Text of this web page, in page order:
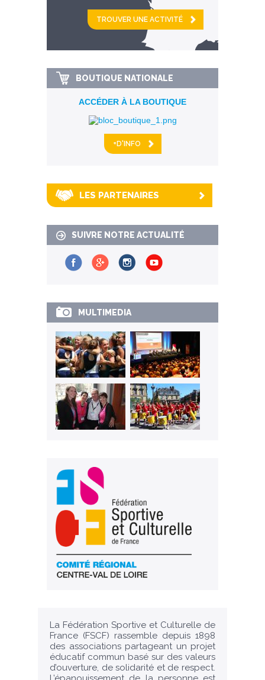
et
km alentour
BOUTIQUE NATIONALE
ACCÉDER À LA BOUTIQUE
+D'INFO
LES PARTENAIRES
SUIVRE NOTRE ACTUALITÉ
MULTIMEDIA
La Fédération Sportive et Culturelle de
France (FSCF) rassemble depuis 1898
des associations partageant un projet
éducatif commun basé sur des valeurs
d’ouverture, de solidarité et de respect.